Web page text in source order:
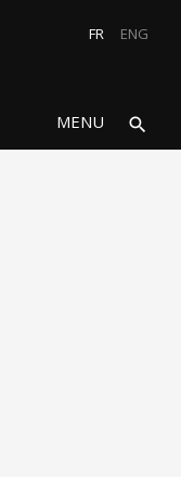
FR ENG
MENU search